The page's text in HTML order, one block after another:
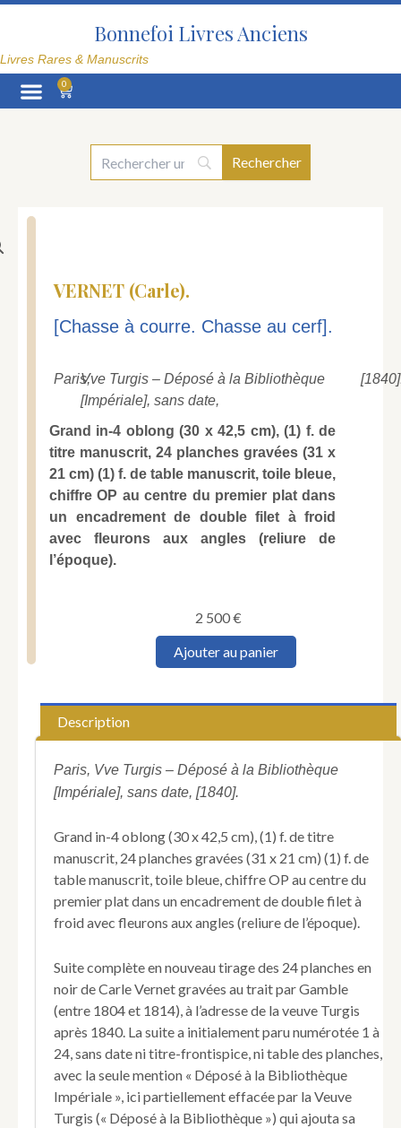
Aller
Bonnefoi Livres Anciens
Livres Rares & Manuscrits
0
Panier
VERNET (Carle).
[Chasse à courre. Chasse au cerf].
Paris,Vve Turgis – Déposé à la Bibliothèque
[Impériale], sans date,
Grand in-4 oblong (30 x 42,5 cm), (1) f. de
titre manuscrit, 24 planches gravées (31 x
21 cm) (1) f. de table manuscrit, toile bleue,
chiffre OP au centre du premier plat dans
un encadrement de double filet à froid
avec fleurons aux angles (reliure de
l’époque).
2 500€
quantité
Chasse
au
Ajouter au panier
Description
Paris, Vve Turgis – Déposé à la Bibliothèque
[Impériale], sans date, [1840].
Grand in-4 oblong (30 x 42,5 cm), (1) f. de titre
manuscrit, 24 planches gravées (31 x 21 cm) (1) f. de
table manuscrit, toile bleue, chiffre OP au centre du
premier plat dans un encadrement de double filet à
froid avec fleurons aux angles (reliure de l’époque).
Suite complète en nouveau tirage des 24 planches en
noir de Carle Vernet gravées au trait par Gamble
(entre 1804 et 1814), à l’adresse de la veuve Turgis
après 1840. La suite a initialement paru numérotée 1 à
24, sans date ni titre-frontispice, ni table des planches,
avec la seule mention « Déposé à la Bibliothèque
Impériale », ici partiellement effacée par la Veuve
Turgis (« Déposé à la Bibliothèque ») qui ajouta sa